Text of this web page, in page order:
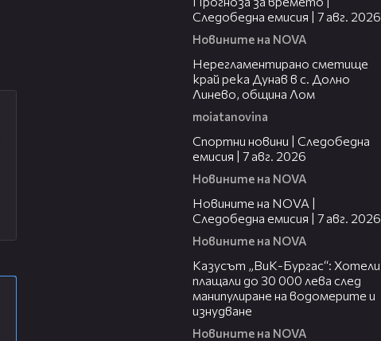
Следобедна емисия | 7 авг. 2026
Новините на NOVA
Нерегламентирано сметище
край река Дунав в с. Долно
Линево, община Лом
moiatanovina
Спортни новини | Следобедна
емисия | 7 авг. 2026
Новините на NOVA
Новините на NOVA |
Следобедна емисия | 7 авг. 2026
Новините на NOVA
Казусът „ВиК-Бургас“: Хотели
плащали до 30 000 лева след
манипулиране на водомерите и
изнудване
Новините на NOVA